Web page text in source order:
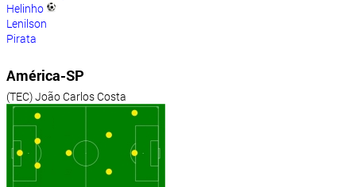
Helinho
Lenilson
Pirata
América-SP
(TEC) João Carlos Costa